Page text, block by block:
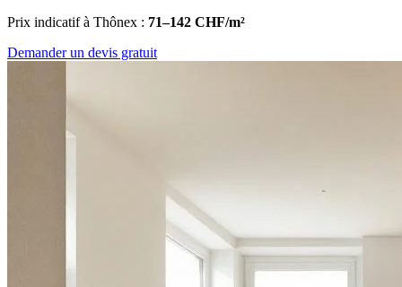
Prix indicatif à Thônex : 71–142 CHF/m²
Demander un devis gratuit